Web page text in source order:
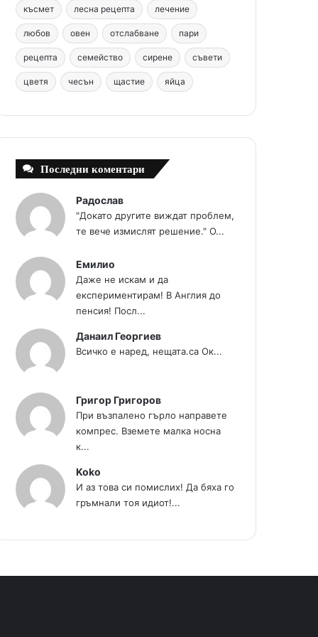
k
s
t
a
m
късмет лесна рецепта лечение
любов овен отслабване пари
рецепта семейство сирене съвети
цветя чесън щастие яйца
Последни коментари
Радослав
"Докато другите виждат проблем,
те вече измислят решение." О...
Емилио
Даже не искам и да
експериментирам! В Англия до
пенсия! Посл...
Данаил Георгиев
Всичко е наред, нещата.са Ок...
Григор Григоров
При възпалено гърло направете
компрес. Вземете малка носна
к...
Koko
И аз това си помислих! Да бяха го
гръмнали тоя идиот!...